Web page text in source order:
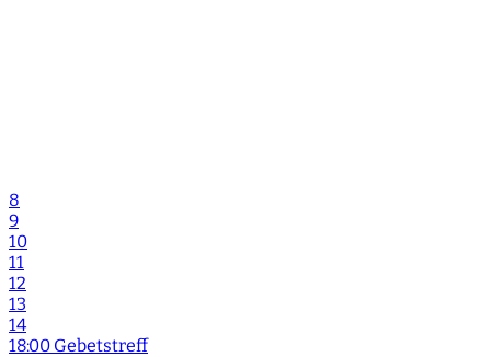
8
9
10
11
12
13
14
18:00 Gebetstreff